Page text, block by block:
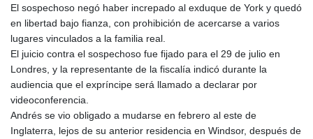
El sospechoso negó haber increpado al exduque de York y quedó
en libertad bajo fianza, con prohibición de acercarse a varios
lugares vinculados a la familia real.
El juicio contra el sospechoso fue fijado para el 29 de julio en
Londres, y la representante de la fiscalía indicó durante la
audiencia que el expríncipe será llamado a declarar por
videoconferencia.
Andrés se vio obligado a mudarse en febrero al este de
Inglaterra, lejos de su anterior residencia en Windsor, después de